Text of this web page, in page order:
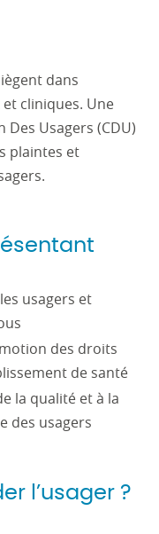
dans
cliniques. Une
Usagers (CDU)
plaintes et
usagers et
des droits
de santé
la qualité et à la
des usagers
l’usager ?